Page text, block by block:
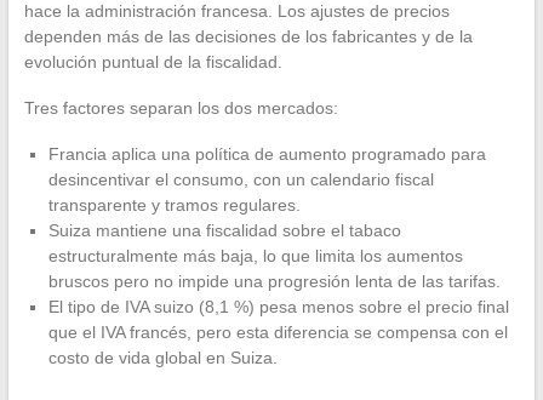
hace la administración francesa. Los ajustes de precios
dependen más de las decisiones de los fabricantes y de la
evolución puntual de la fiscalidad.
Tres factores separan los dos mercados:
Francia aplica una política de aumento programado para
desincentivar el consumo, con un calendario fiscal
transparente y tramos regulares.
Suiza mantiene una fiscalidad sobre el tabaco
estructuralmente más baja, lo que limita los aumentos
bruscos pero no impide una progresión lenta de las tarifas.
El tipo de IVA suizo (8,1 %) pesa menos sobre el precio final
que el IVA francés, pero esta diferencia se compensa con el
costo de vida global en Suiza.